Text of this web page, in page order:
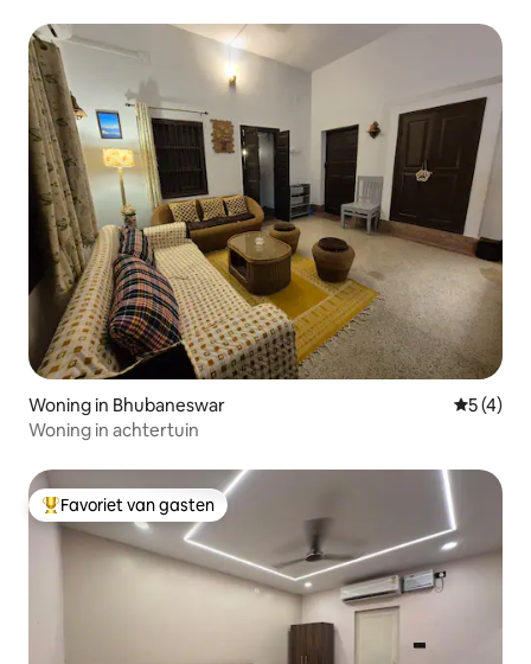
Woning in Bhubaneswar
5 (4)
Woning in achtertuin
Topfavoriet van gasten
Favoriet van gasten